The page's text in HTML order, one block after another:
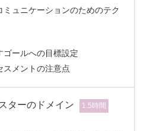
ュニケーションのためのテク
ゴールへの目標設定
スメントの注意点
ターのドメイン 1.5時間